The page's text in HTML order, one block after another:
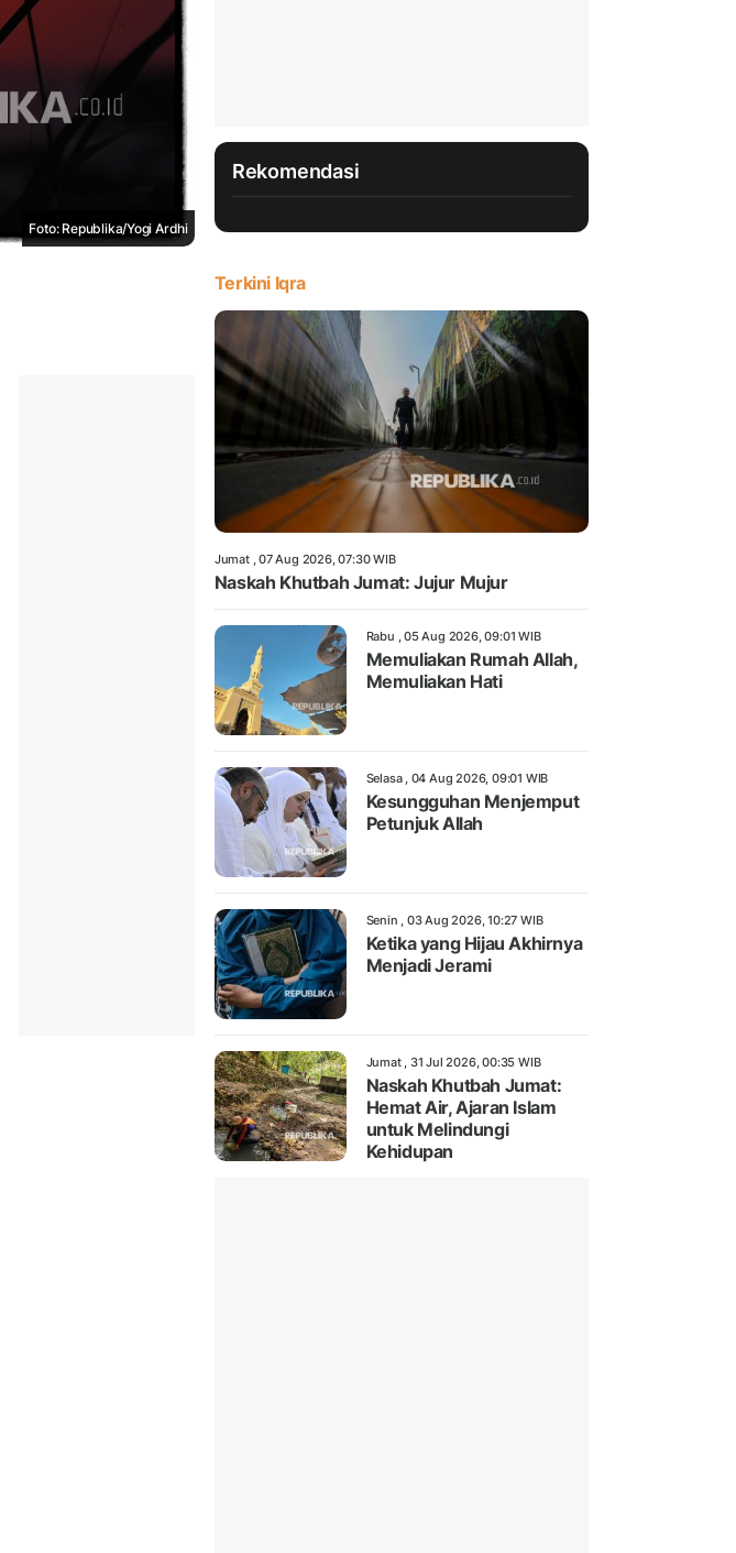
Foto: Republika/Yogi Ardhi
Rekomendasi
Terkini Iqra
Jumat , 07 Aug 2026, 07:30 WIB
Naskah Khutbah Jumat: Jujur Mujur
Rabu , 05 Aug 2026, 09:01 WIB
Memuliakan Rumah Allah,
Memuliakan Hati
Selasa , 04 Aug 2026, 09:01 WIB
Kesungguhan Menjemput
Petunjuk Allah
Senin , 03 Aug 2026, 10:27 WIB
Ketika yang Hijau Akhirnya
Menjadi Jerami
Jumat , 31 Jul 2026, 00:35 WIB
Naskah Khutbah Jumat:
Hemat Air, Ajaran Islam
untuk Melindungi
Kehidupan